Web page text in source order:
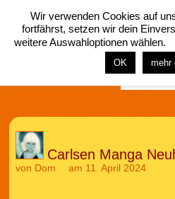
home rubrik buch comic spiel
Carlsen Manga
von Dom am 11. April 2024
Wir verwenden Cookies auf
fortfährst, setzen wir dein
weitere Auswahloptionen wählen.
OK mehr